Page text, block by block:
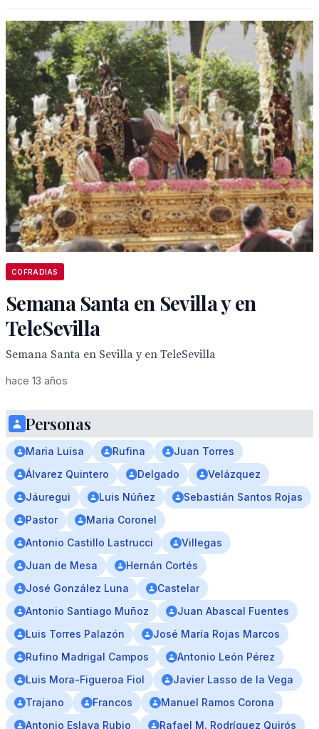
COFRADIAS
Semana Santa en Sevilla y en
TeleSevilla
Semana Santa en Sevilla y en TeleSevilla
hace 13 años
Personas
Maria Luisa Rufina
Juan Torres
Álvarez Quintero
Delgado
Velázquez
Jáuregui
Luis Núñez
Sebastián Santos Rojas
Pastor
Maria Coronel
Antonio Castillo Lastrucci
Villegas
Juan de Mesa
Hernán Cortés
José González Luna
Castelar
Antonio Santiago Muñoz
Juan Abascal Fuentes
Luis Torres Palazón
José María Rojas Marcos
Rufino Madrigal Campos
Antonio León Pérez
Luis Mora-Figueroa Fiol
Javier Lasso de la Vega
Trajano
Francos
Manuel Ramos Corona
Antonio Eslava Rubio
Rafael M. Rodríguez Quirós